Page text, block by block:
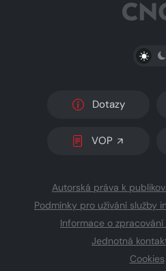
Dotazy
VOP
Autorská práva k
Podmínky pro užívání služby
Informace o
Jednotná
Cookies